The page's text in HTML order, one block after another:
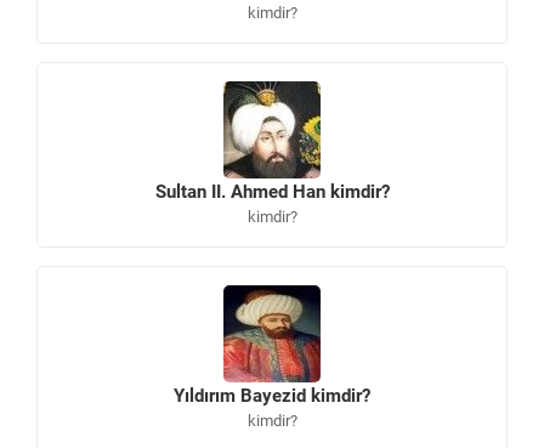
kimdir?
Sultan II. Ahmed Han kimdir?
kimdir?
Yıldırım Bayezid kimdir?
kimdir?